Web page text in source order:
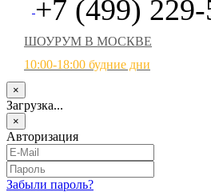
+7 (499)
ШОУРУМ В МОСКВЕ
10:00-18:00 будние дни
×
Загрузка...
×
Авторизация
Забыли пароль?